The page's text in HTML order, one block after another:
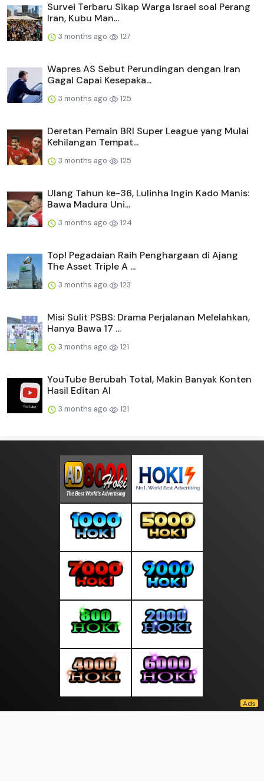
Survei Terbaru Sikap Warga Israel soal Perang
Iran, Kubu Man...
3 months ago 127
Wapres AS Sebut Perundingan dengan Iran
Gagal Capai Kesepaka...
3 months ago 125
Deretan Pemain BRI Super League yang Mulai
Kehilangan Tempat...
3 months ago 125
Ulang Tahun ke-36, Lulinha Ingin Kado Manis:
Bawa Madura Uni...
3 months ago 124
Top! Pegadaian Raih Penghargaan di Ajang
The Asset Triple A ...
3 months ago 123
Misi Sulit PSBS: Drama Perjalanan Melelahkan,
Hanya Bawa 17 ...
3 months ago 121
YouTube Berubah Total, Makin Banyak Konten
Hasil Editan AI
3 months ago 121